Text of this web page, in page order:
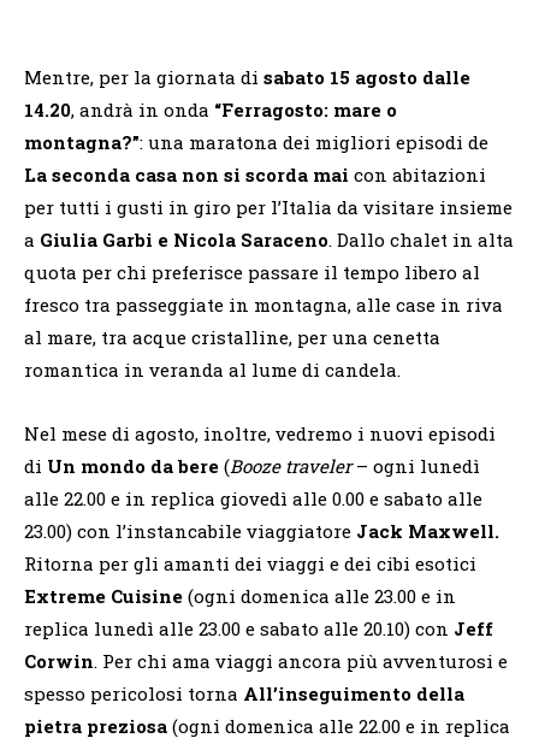
Mentre, per la giornata di sabato 15 agosto dalle
14.20, andrà in onda “Ferragosto: mare o
montagna?”: una maratona dei migliori episodi de
La seconda casa non si scorda mai con abitazioni
per tutti i gusti in giro per l’Italia da visitare insieme
a Giulia Garbi e Nicola Saraceno. Dallo chalet in alta
quota per chi preferisce passare il tempo libero al
fresco tra passeggiate in montagna, alle case in riva
al mare, tra acque cristalline, per una cenetta
romantica in veranda al lume di candela.
Nel mese di agosto, inoltre, vedremo i nuovi episodi
di Un mondo da bere (Booze traveler– ogni lunedì
alle 22.00 e in replica giovedì alle 0.00 e sabato alle
23.00) con l’instancabile viaggiatore Jack Maxwell.
Ritorna per gli amanti dei viaggi e dei cibi esotici
Extreme Cuisine (ogni domenica alle 23.00 e in
replica lunedì alle 23.00 e sabato alle 20.10) con Jeff
Corwin. Per chi ama viaggi ancora più avventurosi e
spesso pericolosi torna All’inseguimento della
pietra preziosa (ogni domenica alle 22.00 e in replica